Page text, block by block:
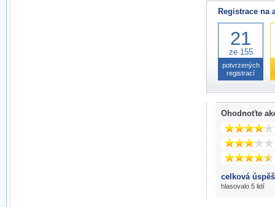
Registrace na
21
ze 155
potvrzených
registrací
Ohodnoťte
celková
hlasovalo 5 lidí